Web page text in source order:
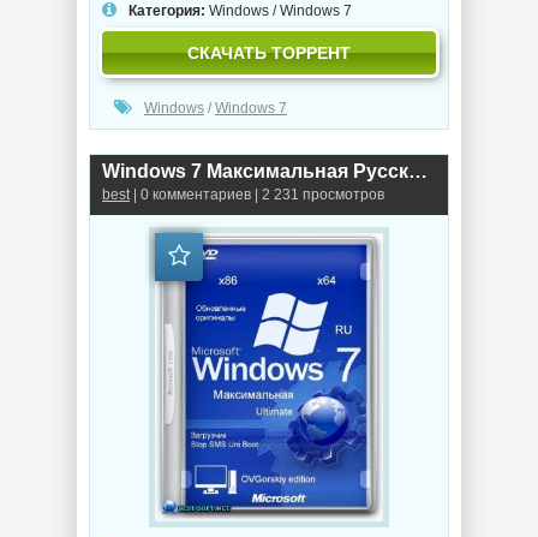
Категория: Windows /Windows 7
СКАЧАТЬ ТОРРЕНТ
Windows / Windows 7
Windows 7 Максимальная Русская x86-x64 Orig w.BootMenu by OVGorskiy® 06.2020 1DVD
best| 0 комментариев | 2 231 просмотров